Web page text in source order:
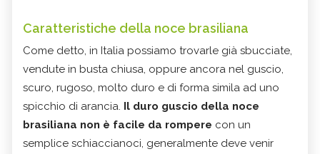
Caratteristiche della noce brasiliana
Come detto, in Italia possiamo trovarle già sbucciate,
vendute in busta chiusa, oppure ancora nel guscio,
scuro, rugoso, molto duro e di forma simila ad uno
spicchio di arancia. Il duro guscio della noce
brasiliana non è facile da rompere con un
semplice schiaccianoci, generalmente deve venir